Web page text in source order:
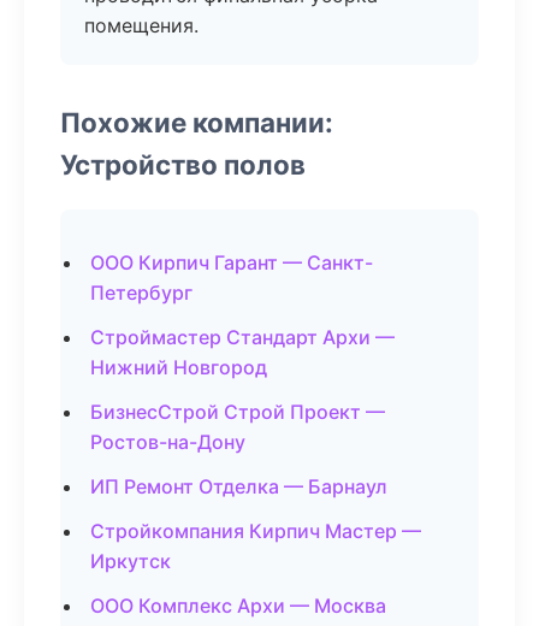
помещения.
Похожие компании:
Устройство полов
ООО Кирпич Гарант — Санкт-
Петербург
Строймастер Стандарт Архи —
Нижний Новгород
БизнесСтрой Строй Проект —
Ростов-на-Дону
ИП Ремонт Отделка — Барнаул
Стройкомпания Кирпич Мастер —
Иркутск
ООО Комплекс Архи — Москва